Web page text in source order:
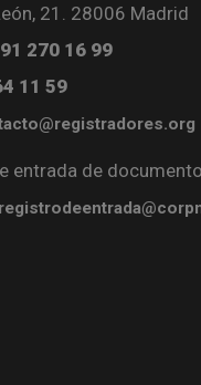
21. 28006 Madrid
91 270 16 99
11 59
entrada de